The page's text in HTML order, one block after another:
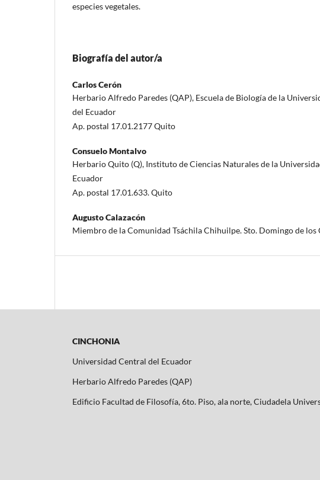
especies vegetales.
Biografía del autor/a
Carlos Cerón
Herbario Alfredo Paredes (QAP), Escuela de Biología de la
del Ecuador
Ap. postal 17.01.2177 Quito
Consuelo Montalvo
Herbario Quito (Q), Instituto de Ciencias Naturales de la
Ecuador
Ap. postal 17.01.633. Quito
Augusto Calazacón
Miembro de la Comunidad Tsáchila Chihuilpe. Sto. Domingo de los
CINCHONIA
Universidad Central del Ecuador
Herbario Alfredo Paredes (QAP)
Edificio Facultad de Filosofía, 6to. Piso, ala norte, Ciudadela